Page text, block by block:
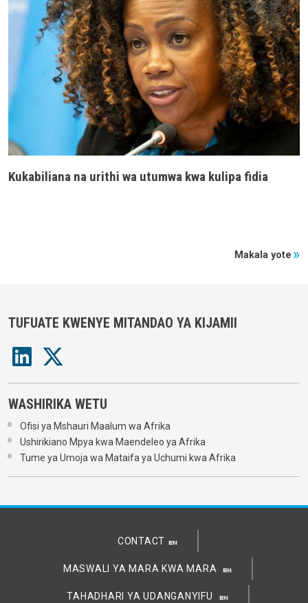
Kukabiliana na urithi wa utumwa kwa kulipa fidia
Makala yote
TUFUATE KWENYE MITANDAO YA KIJAMII
WASHIRIKA WETU
Ofisi ya Mshauri Maalum wa Afrika
Ushirikiano Mpya kwa Maendeleo ya Afrika
Tume ya Umoja wa Mataifa ya Uchumi kwa Afrika
CONTACT
MASWALI YA MARA KWA MARA
TAHADHARI YA UDANGANYIFU